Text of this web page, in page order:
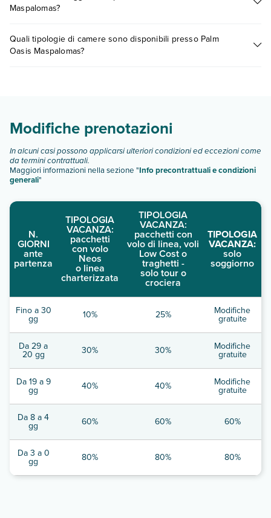
dedicatao contatta il call center chiamando il numero
Maspalomas?
vari fattori (per es. date, condizioni dell'hotel, ecc). Per
consultare i prezzi, compila il motore di ricerca e scegli
Quali tipologie di camere sono disponibili presso Palm
Oasis Maspalomas?
Modifiche prenotazioni
In alcuni casi possono applicarsi ulteriori condizioni ed eccezioni come
da termini contrattuali.
Maggiori informazioni nella sezione "Info precontrattuali e condizioni
generali"
N.
GIORNI
ante
partenza
TIPOLOGIA
VACANZA:
pacchetti
con volo
Neos
o linea
charterizzata
TIPOLOGIA
VACANZA:
pacchetti con
volo di linea, voli
Low Cost o
traghetti -
solo tour o
crociera
TIPOLOGIA
VACANZA:
solo
soggiorno
Fino a 30
gg 10% 25% Modifiche
gratuite
Da 29 a
20 gg 30% 30% Modifiche
gratuite
Da 19 a 9
gg 40% 40% Modifiche
gratuite
Da 8 a 4
gg 60% 60% 60%
Da 3 a 0
gg 80% 80% 80%